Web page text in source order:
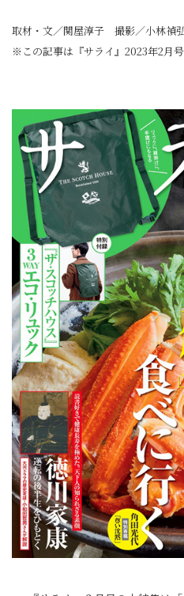
取材・文／関屋淳子 撮影／小林禎
※この記事は『サライ』2023年2月号